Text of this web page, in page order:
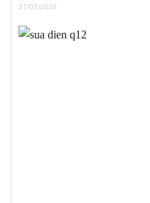
27/07/2026